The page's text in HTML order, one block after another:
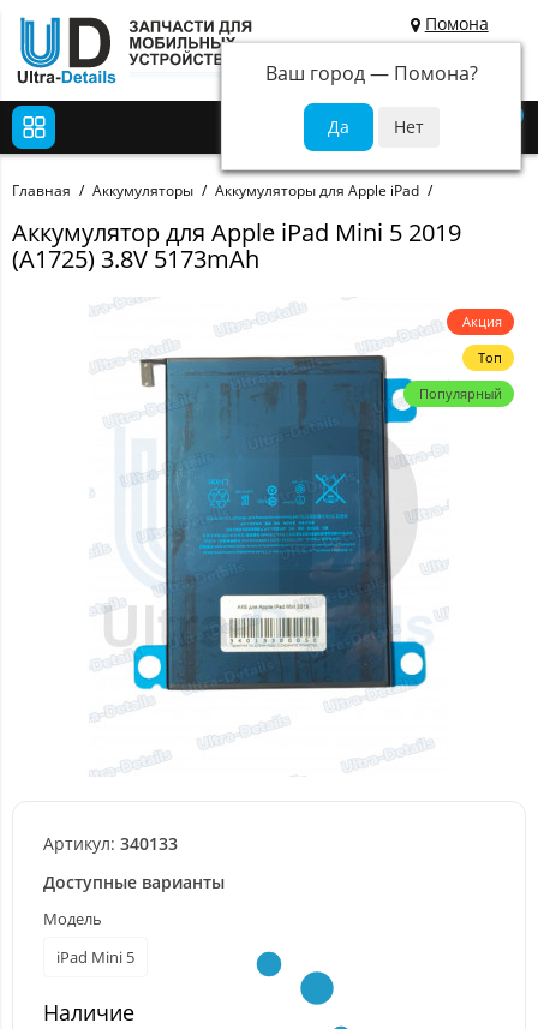
Помона
Ваш город — Помона?
Главная Аккумуляторы Аккумуляторы для Apple iPad
Аккумулятор для Apple iPad Mini 5 2019
(A1725) 3.8V 5173mAh
Акция
Топ
Популярный
Артикул: 340133
Доступные варианты
Модель
iPad Mini 5
Наличие